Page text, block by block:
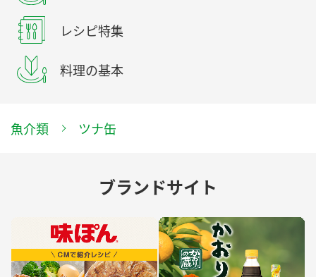
レシピ特集
料理の基本
魚介類 ツナ缶
ブランドサイト